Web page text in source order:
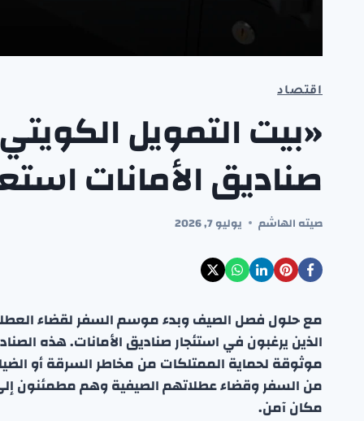
اقتصاد
«بيت التمويل
صناديق الأمانات
صيته الهاشم يوليو 7, 2026
مع حلول فصل الصيف وبدء موسم السفر لقضاء
الذين يرغبون في استئجار صناديق الأمانات. هذه
موثوقة لحماية الممتلكات من مخاطر السرقة أو
من السفر وقضاء عطلاتهم الصيفية وهم مطمئنون
مكان آمن.